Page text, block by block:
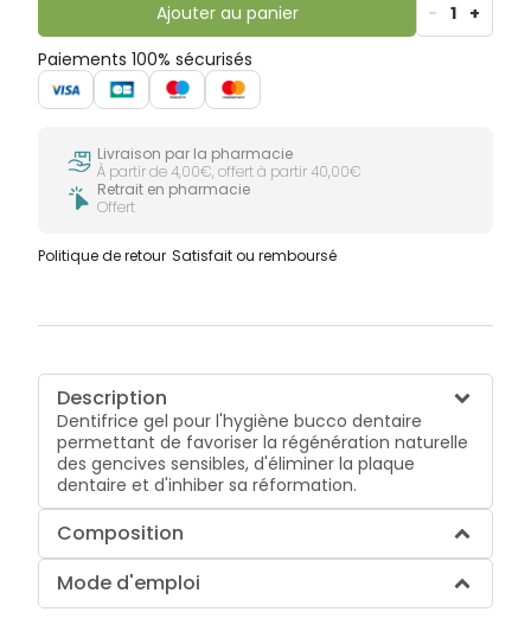
Ajouter au panier - 1 +
Paiements 100% sécurisés
Livraison par la pharmacie
À partir de 4,00€, offert à partir 40,00€
Retrait en pharmacie
Offert
Politique de retour Satisfait ou remboursé
Description
Dentifrice gel pour l'hygiène bucco dentaire
permettant de favoriser la régénération naturelle
des gencives sensibles, d'éliminer la plaque
dentaire et d'inhiber sa réformation.
Composition
Mode d'emploi